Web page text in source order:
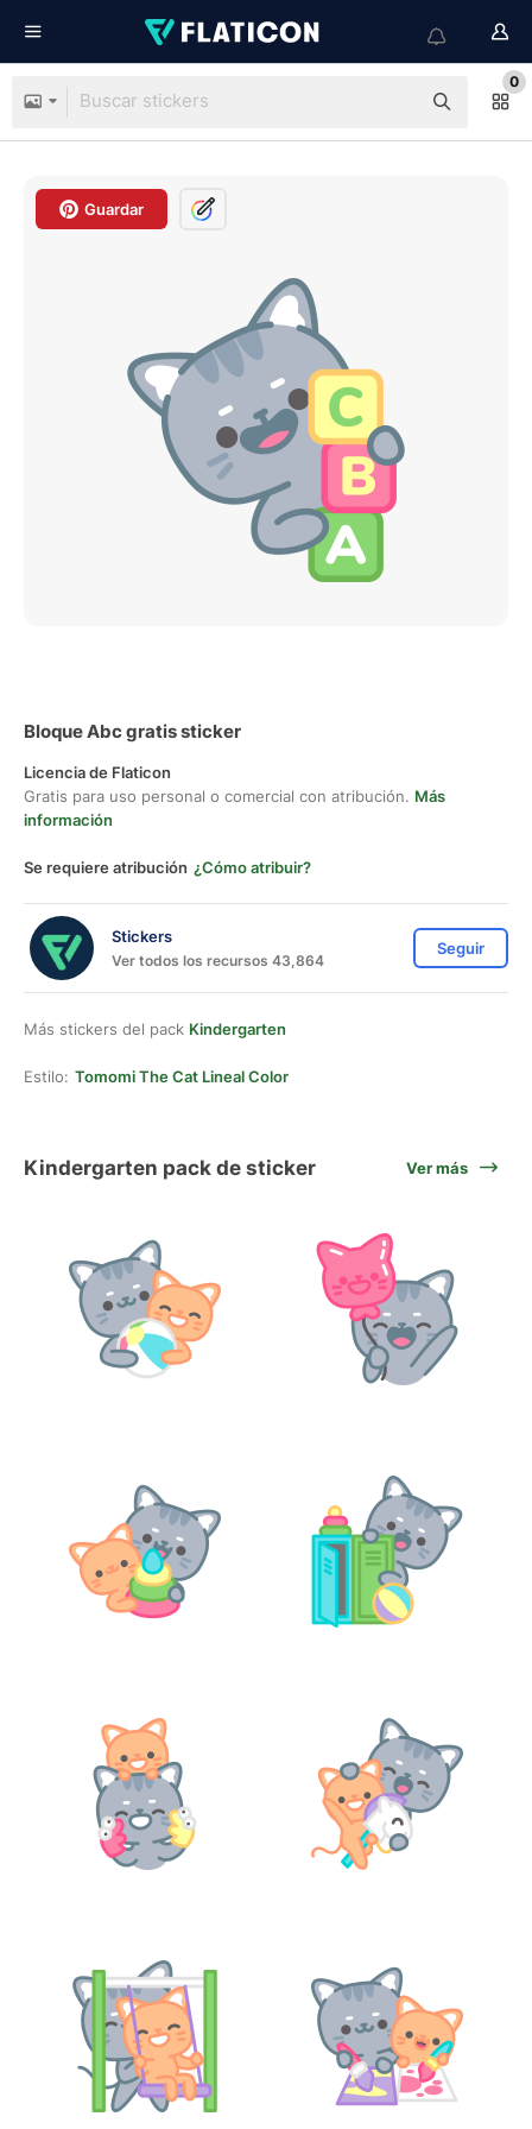
0
Guardar
Bloque Abc gratis sticker
Licencia de Flaticon
Gratis para uso personal o comercial con atribución. Más
información
Se requiere atribución ¿Cómo atribuir?
Stickers
Ver todos los recursos 43,864
Seguir
Más stickers del pack Kindergarten
Estilo: Tomomi The Cat Lineal Color
Kindergarten pack de sticker Ver más